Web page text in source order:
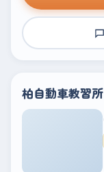
柏自動車教習所